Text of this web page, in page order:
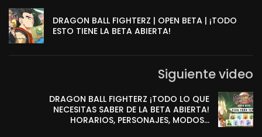
DRAGON BALL FIGHTERZ | OPEN BETA | ¡TODO
ESTO TIENE LA BETA ABIERTA!
Siguiente video
DRAGON BALL FIGHTERZ ¡TODO LO QUE
NECESITAS SABER DE LA BETA ABIERTA!
HORARIOS, PERSONAJES, MODOS…